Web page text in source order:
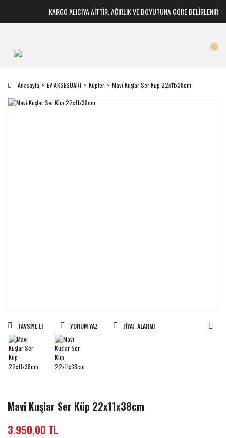
KARGO ALICIYA AİTTİR. AĞIRLIK VE BOYUTUNA GÖRE BELİRLENİR
Anasayfa EV AKSESUARI Küpler Mavi Kuşlar Ser Küp 22x11x38cm
TAVSIYE ET YORUM YAZ FIYAT ALARMI
Mavi Kuşlar Ser Küp 22x11x38cm
3.950,00 TL